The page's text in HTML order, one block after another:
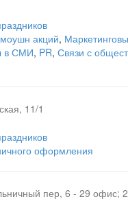
акций,
в СМИ, PR, Связи с
11/1
оформления
пер, 6 - 29 офис;